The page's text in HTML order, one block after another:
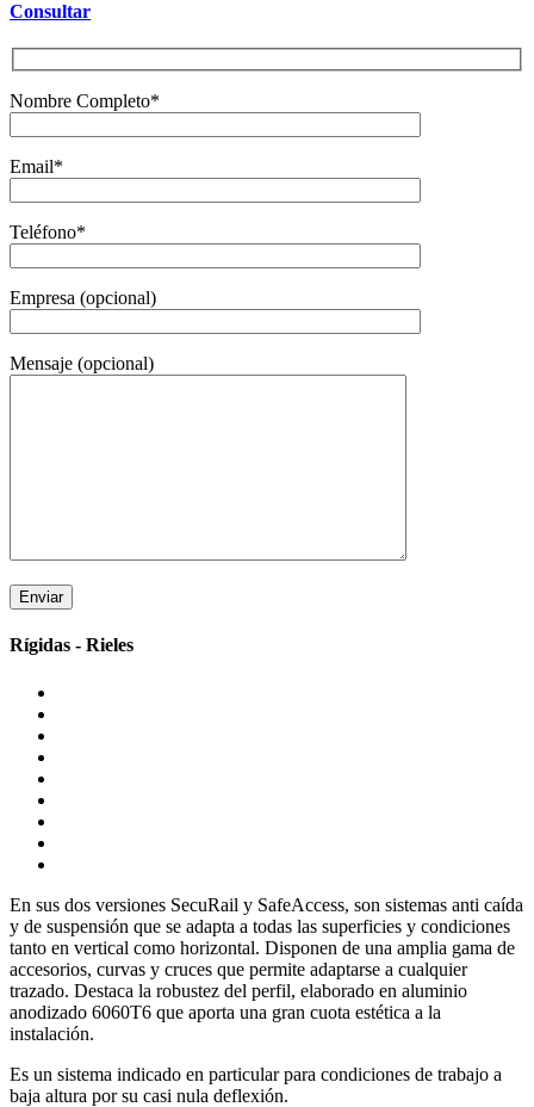
Consultar
Nombre Completo*
Email*
Teléfono*
Empresa (opcional)
Mensaje (opcional)
Rígidas - Rieles
En sus dos versiones SecuRail y SafeAccess, son sistemas anti caída
y de suspensión que se adapta a todas las superficies y condiciones
tanto en vertical como horizontal. Disponen de una amplia gama de
accesorios, curvas y cruces que permite adaptarse a cualquier
trazado. Destaca la robustez del perfil, elaborado en aluminio
anodizado 6060T6 que aporta una gran cuota estética a la
instalación.
Es un sistema indicado en particular para condiciones de trabajo a
baja altura por su casi nula deflexión.